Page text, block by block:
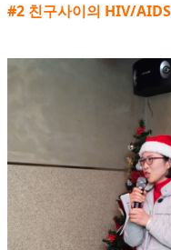
#2 친구사이의 HIV/